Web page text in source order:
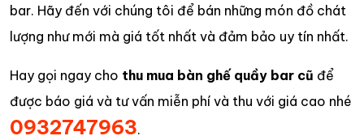
bar. Hãy đến với chúng tôi để bán những món đồ chát
lượng như mới mà giá tốt nhất và đảm bảo uy tín nhất.
Hay gọi ngay cho thu mua bàn ghế quầy bar cũ để
được báo giá và tư vấn miễn phí và thu với giá cao nhé
0932747963.